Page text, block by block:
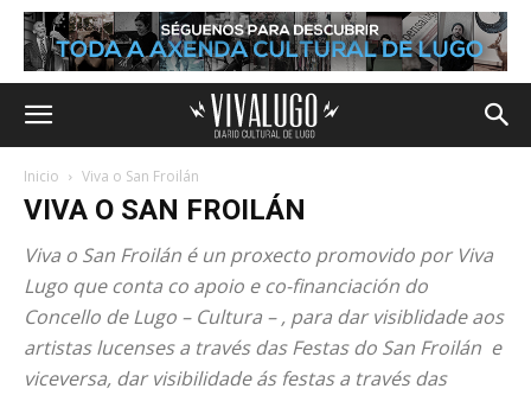
Inicio Viva o San Froilán
VIVA O SAN FROILÁN
Viva o San Froilán é un proxecto promovido por Viva
Lugo que conta co apoio e co-financiación do
Concello de Lugo – Cultura – , para dar visiblidade aos
artistas lucenses a través das Festas do San Froilán e
viceversa, dar visibilidade ás festas a través das